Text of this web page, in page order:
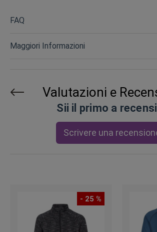
FAQ
Maggiori Informazioni
Valutazioni e
Sii il primo a
Scrivere una
- 25 %